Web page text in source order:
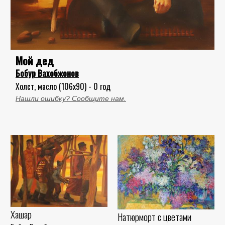
Мой дед
Бобур Вахобжонов
Холст, масло (106x90) - 0 год
Нашли ошибку? Сообщите нам.
Хашар Натюрморт с цветами